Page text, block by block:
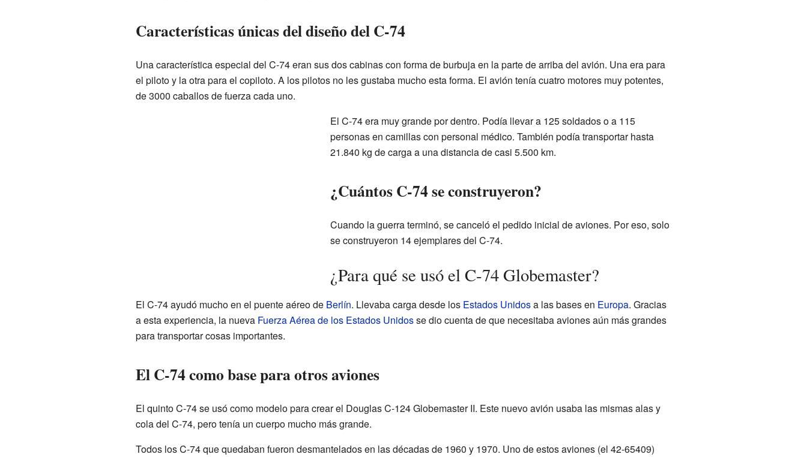
Características únicas del diseño del C-74
Una característica especial del C-74 eran sus dos cabinas con forma de burbuja en la parte de arriba del avión. Una era para
el piloto y la otra para el copiloto. A los pilotos no les gustaba mucho esta forma. El avión tenía cuatro motores muy potentes,
de 3000 caballos de fuerza cada uno.
El C-74 era muy grande por dentro. Podía llevar a 125 soldados o a 115
personas en camillas con personal médico. También podía transportar hasta
21.840 kg de carga a una distancia de casi 5.500 km.
¿Cuántos C-74 se construyeron?
Cuando la guerra terminó, se canceló el pedido inicial de aviones. Por eso, solo
se construyeron 14 ejemplares del C-74.
¿Para qué se usó el C-74 Globemaster?
El C-74 ayudó mucho en el puente aéreo de Berlín. Llevaba carga desde los Estados Unidosa las bases en Europa. Gracias
a esta experiencia, la nueva Fuerza Aérea de los Estados Unidosse dio cuenta de que necesitaba aviones aún más grandes
para transportar cosas importantes.
El C-74 como base para otros aviones
El quinto C-74 se usó como modelo para crear el Douglas C-124 Globemaster II. Este nuevo avión usaba las mismas alas y
cola del C-74, pero tenía un cuerpo mucho más grande.
Todos los C-74 que quedaban fueron desmantelados en las décadas de 1960 y 1970. Uno de estos aviones (el 42-65409)